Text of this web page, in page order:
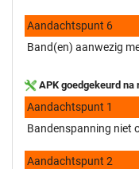
Aandachtspunt 6
Band(en) aanwezig
APK goedgekeurd na
Aandachtspunt 1
Bandenspanning niet
Aandachtspunt 2